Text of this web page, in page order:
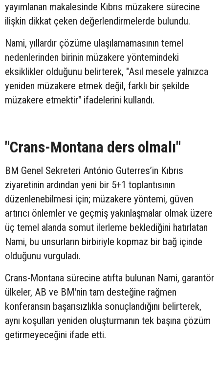
yayımlanan makalesinde Kıbrıs müzakere sürecine
ilişkin dikkat çeken değerlendirmelerde bulundu.
Nami, yıllardır çözüme ulaşılamamasının temel
nedenlerinden birinin müzakere yöntemindeki
eksiklikler olduğunu belirterek, "Asıl mesele yalnızca
yeniden müzakere etmek değil, farklı bir şekilde
müzakere etmektir" ifadelerini kullandı.
"Crans-Montana ders olmalı"
BM Genel Sekreteri António Guterres’in Kıbrıs
ziyaretinin ardından yeni bir 5+1 toplantısının
düzenlenebilmesi için; müzakere yöntemi, güven
artırıcı önlemler ve geçmiş yakınlaşmalar olmak üzere
üç temel alanda somut ilerleme beklediğini hatırlatan
Nami, bu unsurların birbiriyle kopmaz bir bağ içinde
olduğunu vurguladı.
Crans-Montana sürecine atıfta bulunan Nami, garantör
ülkeler, AB ve BM'nin tam desteğine rağmen
konferansın başarısızlıkla sonuçlandığını belirterek,
aynı koşulları yeniden oluşturmanın tek başına çözüm
getirmeyeceğini ifade etti.